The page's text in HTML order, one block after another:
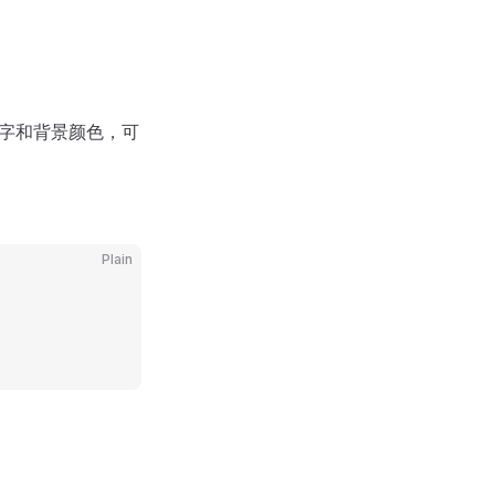
和背景颜色，可
Plain